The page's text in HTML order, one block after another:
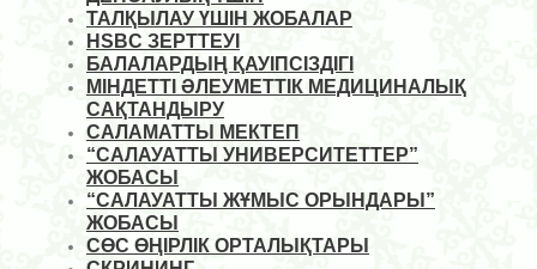
ТАЛҚЫЛАУ ҮШІН ЖОБАЛАР
HSBC ЗЕРТТЕУІ
БАЛАЛАРДЫҢ ҚАУІПСІЗДІГІ
МІНДЕТТІ ӘЛЕУМЕТТІК МЕДИЦИНАЛЫҚ
САҚТАНДЫРУ
САЛАМАТТЫ МЕКТЕП
“САЛАУАТТЫ УНИВЕРСИТЕТТЕР”
ЖОБАСЫ
“САЛАУАТТЫ ЖҰМЫС ОРЫНДАРЫ”
ЖОБАСЫ
СӨС ӨҢІРЛІК ОРТАЛЫҚТАРЫ